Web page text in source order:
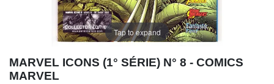
Tap to expand
MARVEL ICONS (1° SÉRIE) N° 8 - COMICS
MARVEL